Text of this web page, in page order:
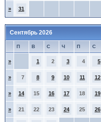
» 31
Сентябрь 2026
П В С Ч П С
» 1 2 3 4 5
» 7 8 9 10 11 12
» 14 15 16 17 18 19
» 21 22 23 24 25 26